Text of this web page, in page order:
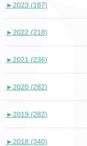
► 2023 (187)
► 2022 (218)
► 2021 (236)
► 2020 (282)
► 2019 (282)
► 2018 (340)